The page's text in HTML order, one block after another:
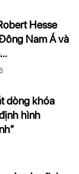
Hesse
Nam Á và
dòng khóa
hình